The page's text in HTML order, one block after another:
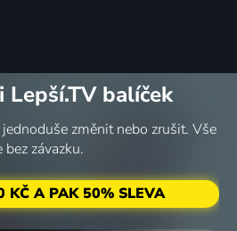
Lepší.TV balíček
změnit nebo zrušit. Vše
bez závazku.
KČ A PAK 50% SLEVA